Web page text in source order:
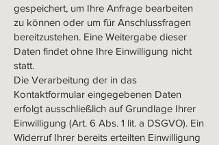
gespeichert, um Ihre Anfrage bearbeiten
zu können oder um für Anschlussfragen
bereitzustehen. Eine Weitergabe dieser
Daten findet ohne Ihre Einwilligung nicht
statt.
Die Verarbeitung der in das
Kontaktformular eingegebenen Daten
erfolgt ausschließlich auf Grundlage Ihrer
Einwilligung (Art. 6 Abs. 1 lit. a DSGVO). Ein
Widerruf Ihrer bereits erteilten Einwilligung